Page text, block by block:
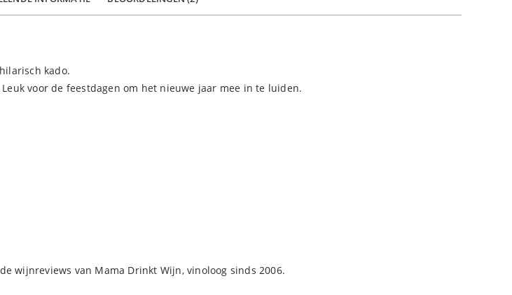
kado.
voor de feestdagen om het nieuwe jaar mee in te luiden.
wijnreviews van Mama Drinkt Wijn, vinoloog sinds 2006.